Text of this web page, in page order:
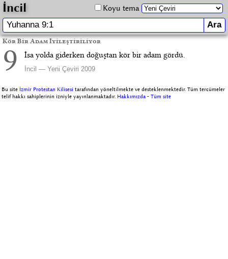
İncil Koyu tema
Kör Bir Adam İyileştiriliyor
9 İsa yolda giderken doğuştan kör bir adam gördü.
İncil — Yeni Çeviri 2009
Bu site İzmir Protestan Kilisesi tarafından yöneltilmekte ve desteklenmektedir. Tüm tercümeler
telif hakkı sahiplerinin izniyle yayınlanmaktadır. Hakkımızda -Tüm site